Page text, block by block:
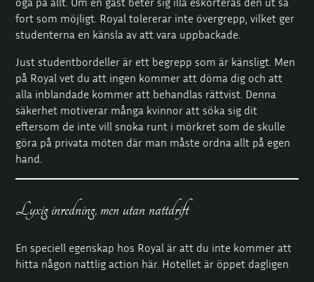
fort som möjligt. Royal tolererar inte övergrepp, vilket ger
studenterna en känsla av att vara uppbackade.
Just studentbordeller är ett begrepp som är känsligt. Men
på Royal vet du att ingen kommer att döma dig och att
alla inblandade kommer att behandlas rättvist. Denna
säkerhet motiverar många kvinnor att söka sig dit
eftersom de inte vill snoka runt i mörkret som de skulle
göra på privata möten där man måste ordna allt på egen
hand.
Lyxig inredning, men utan nattdrift
En speciell egenskap hos Royal är att du inte kommer att
hitta någon nattlig action här. Hotellet är öppet dagligen